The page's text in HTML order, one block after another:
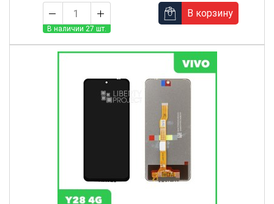
В наличии 27 шт.
В корзину